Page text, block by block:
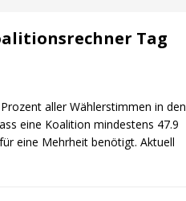
Tag
aller Wählerstimmen in den
eine Koalition mindestens 47.9
eine Mehrheit benötigt. Aktuell